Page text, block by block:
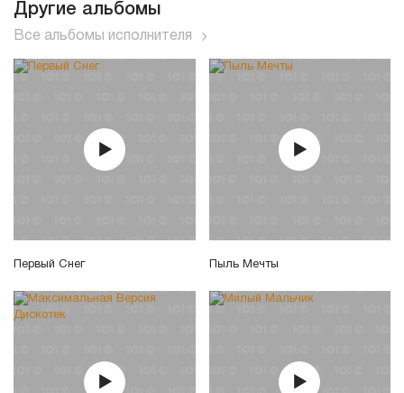
Другие альбомы
Все альбомы исполнителя
Первый Снег Пыль Мечты